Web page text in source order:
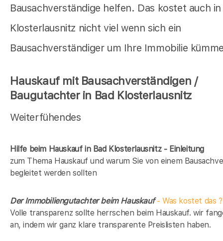
Bausachverständige helfen. Das kostet auch in
Klosterlausnitz nicht viel wenn sich ein
Bausachverständiger um Ihre Immobilie
Hauskauf mit Bausachverständigen /
Baugutachter in Bad Klosterlausnitz
Weiterfühendes
Hilfe beim Hauskauf in Bad Klosterlausnitz - Einleitung
zum Thema Hauskauf und warum Sie von einem
begleitet werden sollten
Der Immobiliengutachter beim Hauskauf- Was kostet das ?
Volle transparenz sollte herrschen beim Hauskauf. wir
an, indem wir ganz klare transparente Preislisten haben.